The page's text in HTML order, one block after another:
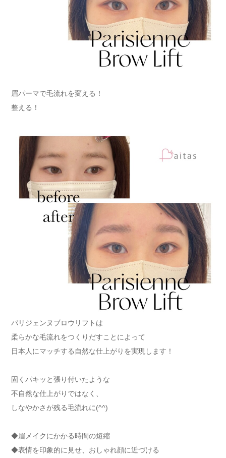
眉パーマで毛流れを変える！
整える！
パリジェンヌブロウリフトは
柔らかな毛流れをつくりだすことによって
日本人にマッチする自然な仕上がりを実現します！
固くパキッと張り付いたような
不自然な仕上がりではなく、
しなやかさが残る毛流れに(^^)
◆眉メイクにかかる時間の短縮
◆表情を印象的に見せ、おしゃれ顔に近づける